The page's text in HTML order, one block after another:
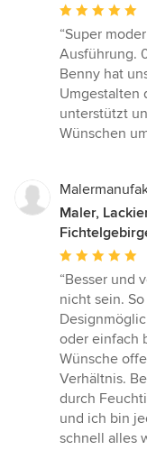
Bewertung:
5
von
5
Sternen
“Super
Ausführung.
Benny hat
Umgestalten
unterstützt
Wünschen
Maler,
Bewertung:
5
von
5
Sternen
“Besser und
nicht sein.
oder einfach
Wünsche
Verhältnis.
durch
und ich bin
schnell alles